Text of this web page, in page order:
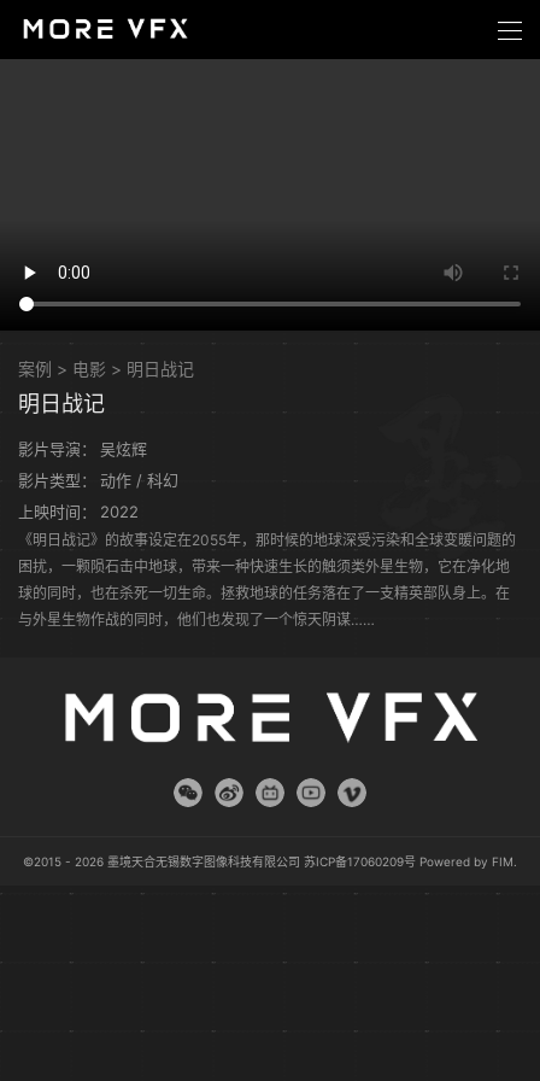
案例 > 电影 > 明日战记
明日战记
影片导演：
吴炫辉
影片类型：
动作 / 科幻
上映时间：
2022
《明日战记》的故事设定在2055年，那时候的地球深受污染和全球变暖问题的
困扰，一颗陨石击中地球，带来一种快速生长的触须类外星生物，它在净化地
球的同时，也在杀死一切生命。拯救地球的任务落在了一支精英部队身上。在
与外星生物作战的同时，他们也发现了一个惊天阴谋……
©2015 - 2026 墨境天合无锡数字图像科技有限公司 苏ICP备17060209号 Powered by FIM